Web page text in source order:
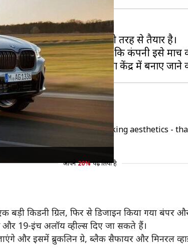
फेसलिफ्ट लाने के लिए पूरी तरह से तैयार है।
जिसके बारे में कहा जा रहा है कि कंपनी इसे
of active agility and striking aesthetics -
आपने 20% पढ़ लिया है
किडनी ग्रिल, फिर से डिजाइन किया गया बंपर और
और 19-इंच अलॉय व्हील्स दिए जा सकते हैं।
और इसमें ब्रुकलिन ग्रे, ब्लैक सैफायर और मिनरल